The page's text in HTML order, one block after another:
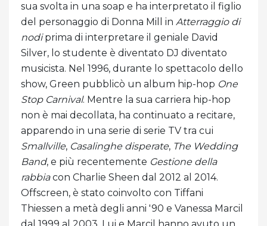
sua svolta in una soap e ha interpretato il figlio
del personaggio di Donna Mill in Atterraggio di
nodiprima di interpretare il geniale David
Silver, lo studente è diventato DJ diventato
musicista. Nel 1996, durante lo spettacolo dello
show, Green pubblicò un album hip-hop One
Stop Carnival. Mentre la sua carriera hip-hop
non è mai decollata, ha continuato a recitare,
apparendo in una serie di serie TV tra cui
Smallville, Casalinghe disperate, The Wedding
Band, e più recentemente Gestione della
rabbiacon Charlie Sheen dal 2012 al 2014.
Offscreen, è stato coinvolto con Tiffani
Thiessen a metà degli anni '90 e Vanessa Marcil